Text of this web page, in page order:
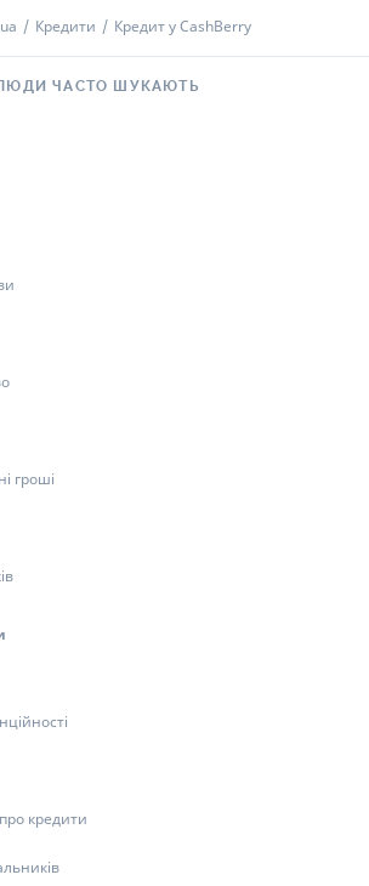
Кредити Кредит у CashBerry
ЧАСТО ШУКАЮТЬ
гроші
кредити